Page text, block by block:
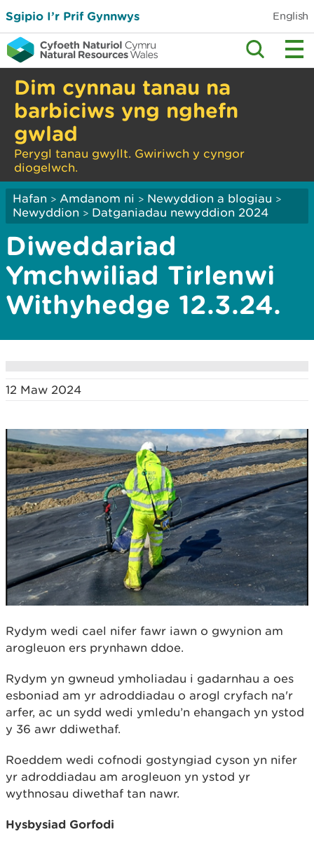
Sgipio I’r Prif Gynnwys English
Dim cynnau tanau na
barbiciws yng nghefn
gwlad
Perygl tanau gwyllt. Gwiriwch y cyngor
diogelwch.
Hafan > Amdanom ni > Newyddion a blogiau >
Newyddion > Datganiadau newyddion 2024
Diweddariad
Ymchwiliad Tirlenwi
Withyhedge 12.3.24.
12 Maw 2024
Rydym wedi cael nifer fawr iawn o gwynion am
arogleuon ers prynhawn ddoe.
Rydym yn gwneud ymholiadau i gadarnhau a oes
esboniad am yr adroddiadau o arogl cryfach na'r
arfer, ac un sydd wedi ymledu’n ehangach yn ystod
y 36 awr ddiwethaf.
Roeddem wedi cofnodi gostyngiad cyson yn nifer
yr adroddiadau am arogleuon yn ystod yr
wythnosau diwethaf tan nawr.
Hysbysiad Gorfodi